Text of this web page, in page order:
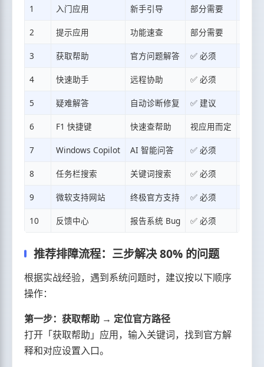
1 入门应用 新手引导 部分需要
2 提示应用 功能速查 部分需要
3 获取帮助 官方问题解答 ✅ 必须
4 快速助手 远程协助 ✅ 必须
5 疑难解答 自动诊断修复 ✅ 建议
6 F1 快捷键 快速查帮助 视应用而定
7 Windows Copilot AI 智能问答 ✅ 必须
8 任务栏搜索 关键词搜索 ✅ 必须
9 微软支持网站 终极官方支持 ✅ 必须
10 反馈中心 报告系统 Bug ✅ 必须
推荐排障流程：三步解决 80% 的问题
根据实战经验，遇到系统问题时，建议按以下顺序
操作：
第一步：获取帮助 → 定位官方路径
打开「获取帮助」应用，输入关键词，找到官方解
释和对应设置入口。